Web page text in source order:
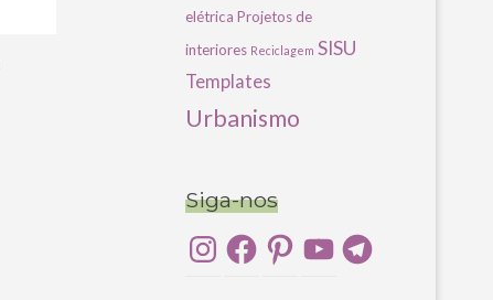
elétrica Projetos de
interiores Reciclagem SISU
Templates
Urbanismo
Siga-nos
InstagramFacebookPinterestYouTubeTelegram